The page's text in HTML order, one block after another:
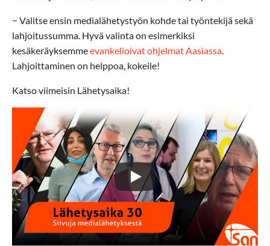
− Valitse ensin medialähetystyön kohde tai työntekijä sekä
lahjoitussumma. Hyvä valinta on esimerkiksi
kesäkeräyksemmeevankelioivat ohjelmat Aasiassa.
Lahjoittaminen on helppoa, kokeile!
Katso viimeisin Lähetysaika!